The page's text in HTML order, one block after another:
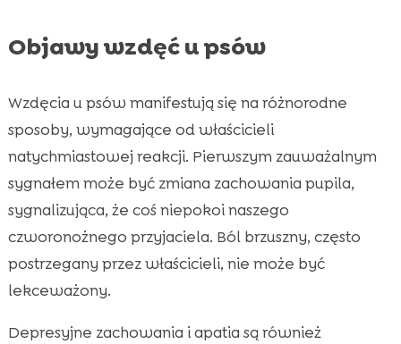
Objawy wzdęć u psów
Wzdęcia u psów manifestują się na różnorodne
sposoby, wymagające od właścicieli
natychmiastowej reakcji. Pierwszym zauważalnym
sygnałem może być zmiana zachowania pupila,
sygnalizująca, że coś niepokoi naszego
czworonożnego przyjaciela. Ból brzuszny, często
postrzegany przez właścicieli, nie może być
lekceważony.
Depresyjne zachowania i apatia są również